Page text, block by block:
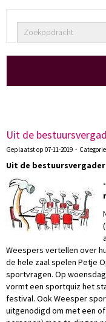
Uit de
Geplaatst op 07-11-2019 -
Uit de
Weespers vertellen over
de hele zaal spelen Petje
sportvragen. Op woensdag
vormt een sportquiz het
festival. Ook Weesper
uitgenodigd om met een